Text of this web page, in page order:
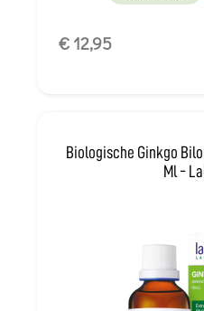
€ 12,95
Biologische Ginkgo
Ml -